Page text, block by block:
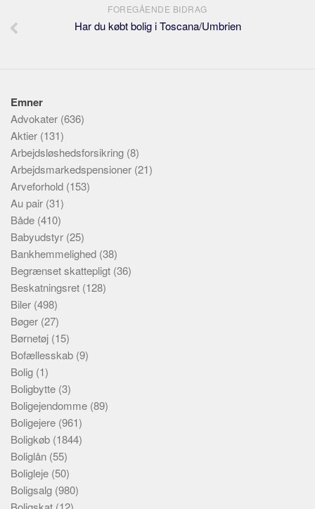
FOREGÅENDE BIDRAG
Har du købt bolig i Toscana/Umbrien
Emner
Advokater (636)
Aktier (131)
Arbejdsløshedsforsikring (8)
Arbejdsmarkedspensioner (21)
Arveforhold (153)
Au pair (31)
Både (410)
Babyudstyr (25)
Bankhemmelighed (38)
Begrænset skattepligt (36)
Beskatningsret (128)
Biler (498)
Bøger (27)
Børnetøj (15)
Bofællesskab (9)
Bolig (1)
Boligbytte (3)
Boligejendomme (89)
Boligejere (961)
Boligkøb (1844)
Boliglån (55)
Boligleje (50)
Boligsalg (980)